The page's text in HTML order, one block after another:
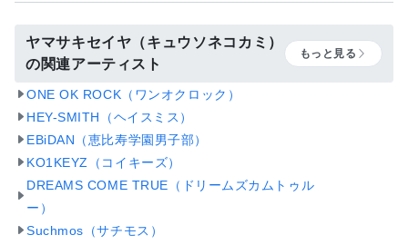
ヤマサキセイヤ（キュウソネコカミ）
の関連アーティスト
もっと見る
ONE OK ROCK（ワンオクロック）
HEY-SMITH（ヘイスミス）
EBiDAN（恵比寿学園男子部）
KO1KEYZ（コイキーズ）
DREAMS COME TRUE（ドリームズカムトゥル
ー）
Suchmos（サチモス）